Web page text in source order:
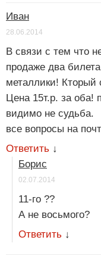
Иван
28.06.2014
В связи с тем что
продаже два
металлики! Кторый
Цена 15т.р. за
видимо не судьба.
все вопросы на
Ответить ↓
Борис
02.07.2014
11-го ??
А не восьмого?
Ответить ↓